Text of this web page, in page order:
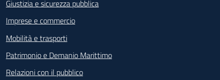
Giustizia e sicurezza pubblica
Imprese e commercio
Mobilità e trasporti
Patrimonio e Demanio Marittimo
Relazioni con il pubblico